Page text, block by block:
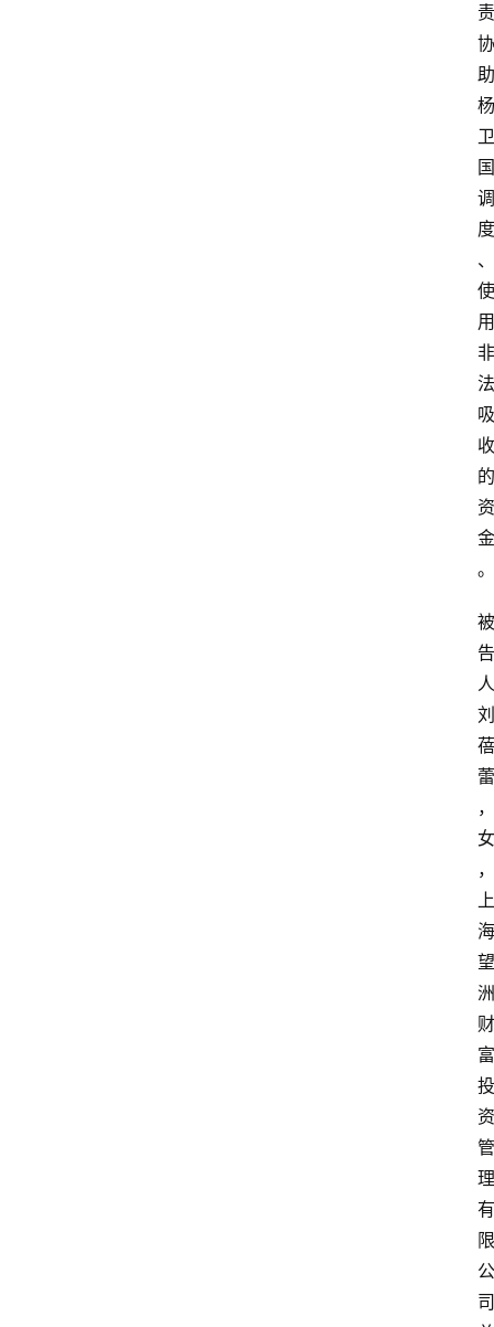
责
协
助
杨
卫
国
调
度
、
使
用
非
法
吸
收
的
资
金
。
被
告
人
刘
蓓
蕾
，
女
，
上
海
望
洲
财
富
投
资
管
理
有
限
公
司